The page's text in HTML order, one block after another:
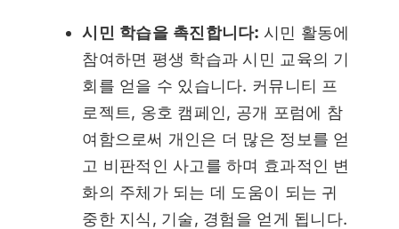
시민 학습을 촉진합니다: 시민 활동에
참여하면 평생 학습과 시민 교육의 기
회를 얻을 수 있습니다. 커뮤니티 프
로젝트, 옹호 캠페인, 공개 포럼에 참
여함으로써 개인은 더 많은 정보를 얻
고 비판적인 사고를 하며 효과적인 변
화의 주체가 되는 데 도움이 되는 귀
중한 지식, 기술, 경험을 얻게 됩니다.